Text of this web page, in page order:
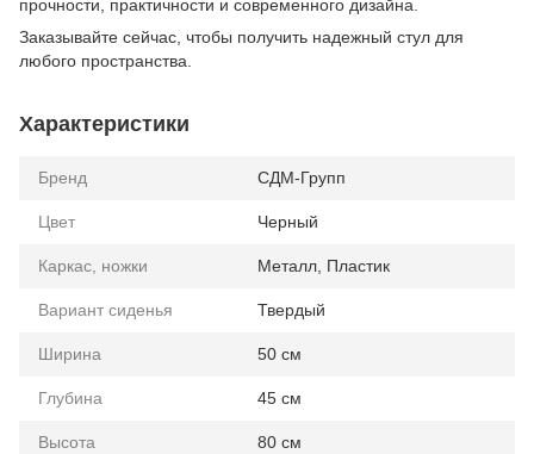
прочности, практичности и современного дизайна.
Заказывайте сейчас, чтобы получить надежный стул для
любого пространства.
Характеристики
Бренд СДМ-Групп
Цвет Черный
Каркас, ножки Металл, Пластик
Вариант сиденья Твердый
Ширина 50 см
Глубина 45 см
Высота 80 см